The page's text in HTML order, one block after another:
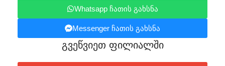
Whatsapp ჩათის გახსნა
Messenger ჩათის გახსნა
გვეწვიეთ ფილიალში​